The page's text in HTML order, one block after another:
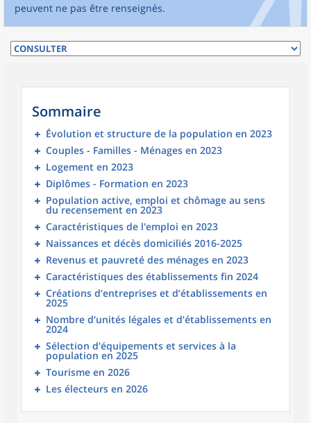
peuvent ne pas être renseignés.
Sommaire
Évolution et structure de la population en 2023
Couples - Familles - Ménages en 2023
Logement en 2023
Diplômes - Formation en 2023
Population active, emploi et chômage au sens
du recensement en 2023
Caractéristiques de l'emploi en 2023
Naissances et décès domiciliés 2016-2025
Revenus et pauvreté des ménages en 2023
Caractéristiques des établissements fin 2024
Créations d’entreprises et d’établissements en
2025
Nombre d’unités légales et d’établissements en
2024
Sélection d'équipements et services à la
population en 2025
Tourisme en 2026
Les électeurs en 2026